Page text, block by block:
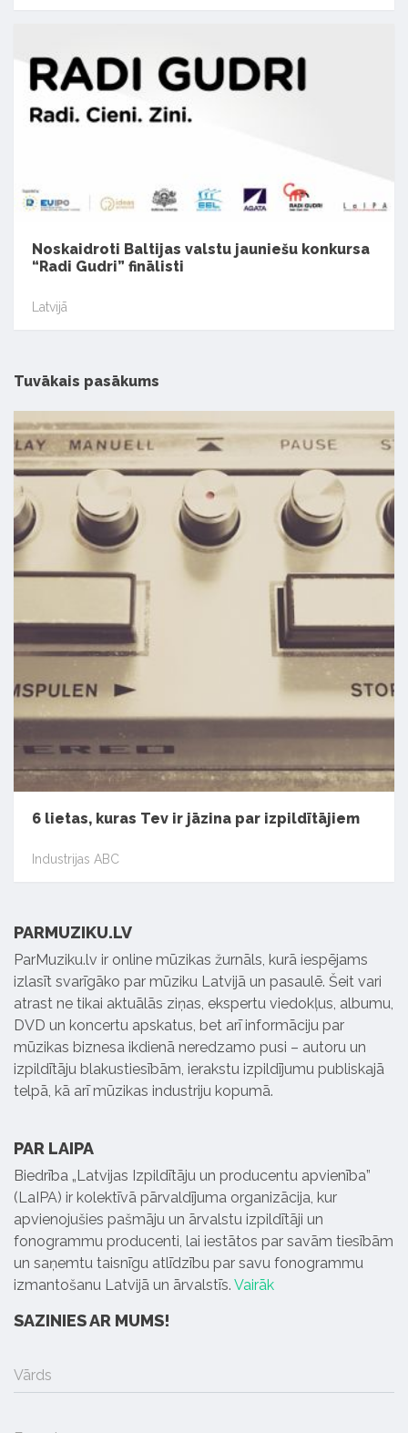
Noskaidroti Baltijas valstu jauniešu konkursa
“Radi Gudri” finālisti
Latvijā
Tuvākais pasākums
6 lietas, kuras Tev ir jāzina par izpildītājiem
Industrijas ABC
PARMUZIKU.LV
ParMuziku.lv ir online mūzikas žurnāls, kurā iespējams
izlasīt svarīgāko par mūziku Latvijā un pasaulē. Šeit vari
atrast ne tikai aktuālās ziņas, ekspertu viedokļus, albumu,
DVD un koncertu apskatus, bet arī informāciju par
mūzikas biznesa ikdienā neredzamo pusi – autoru un
izpildītāju blakustiesībām, ierakstu izpildījumu publiskajā
telpā, kā arī mūzikas industriju kopumā.
PAR LAIPA
Biedrība „Latvijas Izpildītāju un producentu apvienība”
(LaIPA) ir kolektīvā pārvaldījuma organizācija, kur
apvienojušies pašmāju un ārvalstu izpildītāji un
fonogrammu producenti, lai iestātos par savām tiesībām
un saņemtu taisnīgu atlīdzību par savu fonogrammu
izmantošanu Latvijā un ārvalstīs. Vairāk
SAZINIES AR MUMS!
Vārds